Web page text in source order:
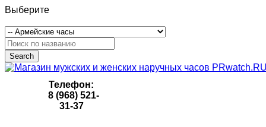
Выберите
Search
Телефон:
8 (968) 521-
31-37